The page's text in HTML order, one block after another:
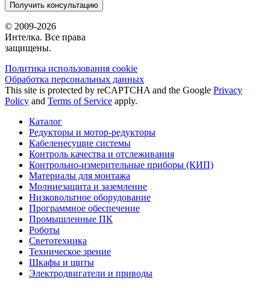
Получить консультацию
© 2009-2026
Интелка. Все права
защищены.
Политика использования сookie
Обработка персональных данных
This site is protected by reCAPTCHA and the Google Privacy
Policy and Terms of Service apply.
Каталог
Редукторы и мотор-редукторы
Кабеленесущие системы
Контроль качества и отслеживания
Контрольно-измерительные приборы (КИП)
Материалы для монтажа
Молниезащита и заземление
Низковольтное оборудование
Программное обеспечение
Промышленные ПК
Роботы
Светотехника
Техническое зрение
Шкафы и щиты
Электродвигатели и приводы